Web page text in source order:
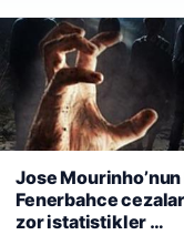
Enes Kaplan
28/04/2026
deneyiminizi
kullanıyoruz.Çerez
Jose
Fenerbahce
zor istatistikler …